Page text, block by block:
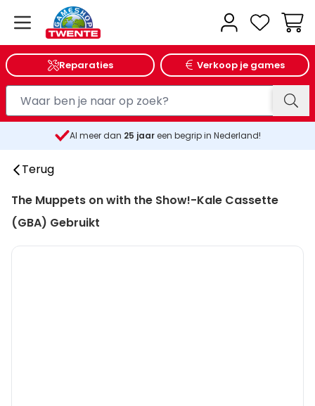
Reparaties Verkoop je games
Al meer dan 25 jaareen begrip in Nederland!
Terug
The Muppets on with the Show!-Kale Cassette
(GBA) Gebruikt